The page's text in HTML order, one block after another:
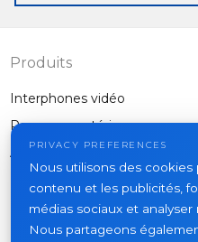
Produits
Interphones vidéo
Panneaux extérieurs
Autres équipements
PRIVACY PREFERENCES
Nous utilisons des cookies
contenu et les publicités,
médias sociaux et analyser
Nous partageons